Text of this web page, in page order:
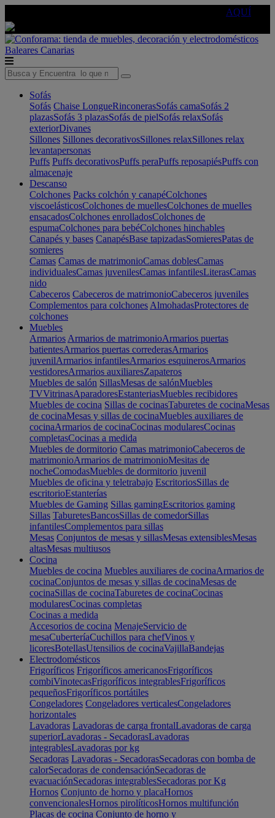
AQUÍ
Baleares Canarias
Sofás
Sofás Chaise LongueRinconerasSofás camaSofás 2
plazasSofás 3 plazasSofás de pielSofás relaxSofás
exteriorDivanes
Sillones Sillones decorativosSillones relaxSillones relax
levantapersonas
Puffs Puffs decorativosPuffs peraPuffs reposapiésPuffs con
almacenaje
Descanso
Colchones Packs colchón y canapéColchones
viscoelásticosColchones de muellesColchones de muelles
ensacadosColchones enrolladosColchones de
espumaColchones para bebéColchones hinchables
Canapés y bases CanapésBase tapizadasSomieresPatas de
somieres
Camas Camas de matrimonioCamas doblesCamas
individualesCamas juvenilesCamas infantilesLiterasCamas
nido
Cabeceros Cabeceros de matrimonioCabeceros juveniles
Complementos para colchones AlmohadasProtectores de
colchones
Muebles
Armarios Armarios de matrimonioArmarios puertas
batientesArmarios puertas correderasArmarios
juvenilArmarios infantilesArmarios esquinerosArmarios
vestidoresArmarios auxiliaresZapateros
Muebles de salón SillasMesas de salónMuebles
TVVitrinasAparadoresEstanteriasMuebles recibidores
Muebles de cocina Sillas de cocinasTaburetes de cocinaMesas
de cocinaMesas y sillas de cocinaMuebles auxiliares de
cocinaArmarios de cocinaCocinas modularesCocinas
completasCocinas a medida
Muebles de dormitorio Camas matrimonioCabeceros de
matrimonioArmarios de matrimonioMesitas de
nocheComodasMuebles de dormitorio juvenil
Muebles de oficina y teletrabajo EscritoriosSillas de
escritorioEstanterías
Muebles de Gaming Sillas gamingEscritorios gaming
Sillas TaburetesBancosSillas de comedorSillas
infantilesComplementos para sillas
Mesas Conjuntos de mesas y sillasMesas extensiblesMesas
altasMesas multiusos
Cocina
Muebles de cocina Muebles auxiliares de cocinaArmarios de
cocinaConjuntos de mesas y sillas de cocinaMesas de
cocinaSillas de cocinaTaburetes de cocinaCocinas
modularesCocinas completas
Cocinas a medida
Accesorios de cocina MenajeServicio de
mesaCuberteríaCuchillos para chefVinos y
licoresBotellasUtensilios de cocinaVajillaBandejas
Electrodomésticos
Frigoríficos Frigoríficos americanosFrigoríficos
combiVinotecasFrigoríficos integrablesFrigoríficos
pequeñosFrigoríficos portátiles
Congeladores Congeladores verticalesCongeladores
horizontales
Lavadoras Lavadoras de carga frontalLavadoras de carga
superiorLavadoras - SecadorasLavadoras
integrablesLavadoras por kg
Secadoras Lavadoras - SecadorasSecadoras con bomba de
calorSecadoras de condensaciónSecadoras de
evacuaciónSecadoras integrablesSecadoras por Kg
Hornos Conjunto de horno y placaHornos
convencionalesHornos pirolíticosHornos multifunción
Placas de cocina Conjunto de horno y